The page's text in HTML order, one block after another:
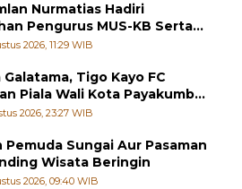
Nurmatias Hadiri
MUS-KB Serta
2026-2031,
2026, 11:29 WIB
Tigo Kayo FC
Piala Wali Kota Payakumbuh
2026, 23:27 WIB
Pemuda Sungai Aur Pasaman
Wisata Beringin
2026, 09:40 WIB